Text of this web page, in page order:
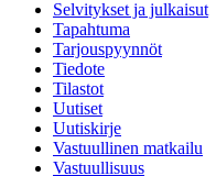
Selvitykset ja julkaisut
Tapahtuma
Tarjouspyynnöt
Tiedote
Tilastot
Uutiset
Uutiskirje
Vastuullinen matkailu
Vastuullisuus